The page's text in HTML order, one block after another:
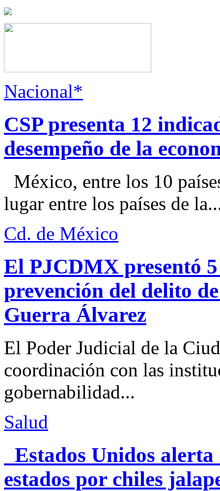
Nacional*
CSP presenta 12
desempeño de la
México, entre los 10
lugar entre los países de
Cd. de México
El PJCDMX presentó
prevención del delito
Guerra Álvarez
El Poder Judicial de la
coordinación con las
gobernabilidad...
Salud
Estados Unidos alerta
estados por chiles